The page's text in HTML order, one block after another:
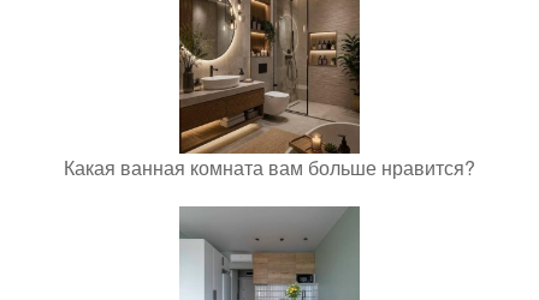
Какая ванная комната вам больше нравится?